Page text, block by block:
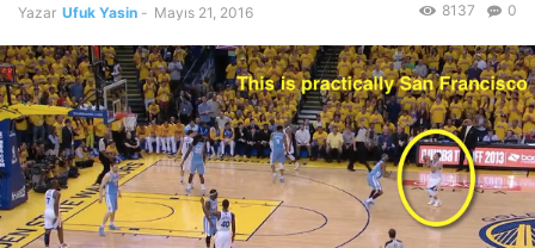
Yazar Ufuk Yasin - Mayıs 21, 2016 0
8137